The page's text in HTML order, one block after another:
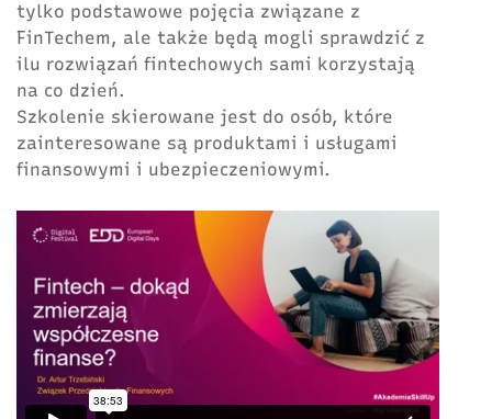
tylko podstawowe pojęcia związane z
FinTechem, ale także będą mogli sprawdzić z
ilu rozwiązań fintechowych sami korzystają
na co dzień.
Szkolenie skierowane jest do osób, które
zainteresowane są produktami i usługami
finansowymi i ubezpieczeniowymi.